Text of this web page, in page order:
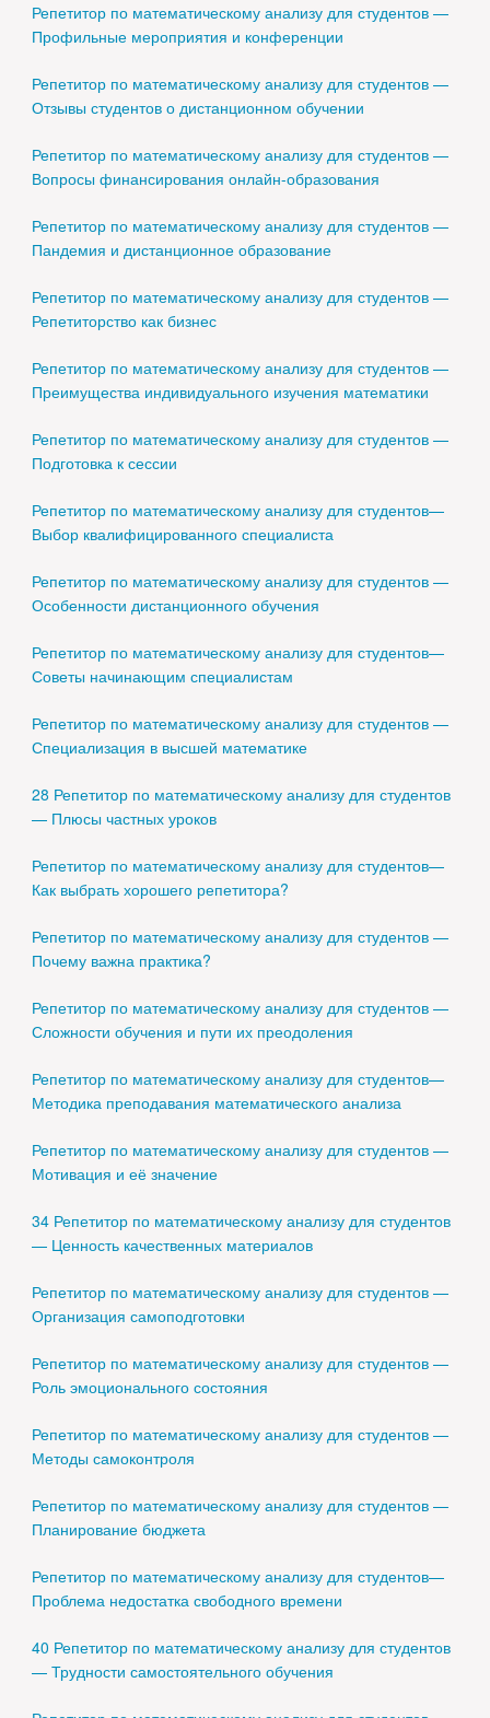
Репетитор по математическому анализу для студентов —
Профильные мероприятия и конференции
Репетитор по математическому анализу для студентов —
Отзывы студентов о дистанционном обучении
Репетитор по математическому анализу для студентов —
Вопросы финансирования онлайн-образования
Репетитор по математическому анализу для студентов —
Пандемия и дистанционное образование
Репетитор по математическому анализу для студентов —
Репетиторство как бизнес
Репетитор по математическому анализу для студентов —
Преимущества индивидуального изучения математики
Репетитор по математическому анализу для студентов —
Подготовка к сессии
Репетитор по математическому анализу для студентов—
Выбор квалифицированного специалиста
Репетитор по математическому анализу для студентов —
Особенности дистанционного обучения
Репетитор по математическому анализу для студентов—
Советы начинающим специалистам
Репетитор по математическому анализу для студентов —
Специализация в высшей математике
28 Репетитор по математическому анализу для студентов
— Плюсы частных уроков
Репетитор по математическому анализу для студентов—
Как выбрать хорошего репетитора?
Репетитор по математическому анализу для студентов —
Почему важна практика?
Репетитор по математическому анализу для студентов —
Сложности обучения и пути их преодоления
Репетитор по математическому анализу для студентов—
Методика преподавания математического анализа
Репетитор по математическому анализу для студентов —
Мотивация и её значение
34 Репетитор по математическому анализу для студентов
— Ценность качественных материалов
Репетитор по математическому анализу для студентов —
Организация самоподготовки
Репетитор по математическому анализу для студентов —
Роль эмоционального состояния
Репетитор по математическому анализу для студентов —
Методы самоконтроля
Репетитор по математическому анализу для студентов —
Планирование бюджета
Репетитор по математическому анализу для студентов—
Проблема недостатка свободного времени
40 Репетитор по математическому анализу для студентов
— Трудности самостоятельного обучения